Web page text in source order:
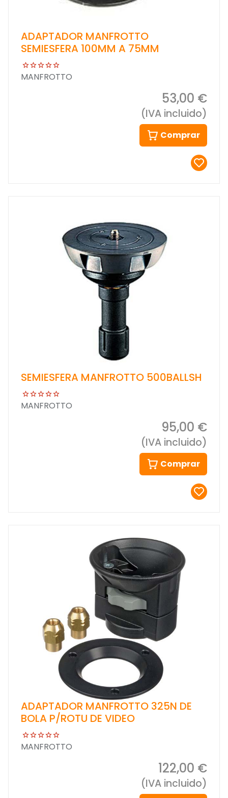
ADAPTADOR MANFROTTO
SEMIESFERA 100MM A 75MM
MANFROTTO
53,00 €
(IVA incluido)
Comprar
SEMIESFERA MANFROTTO 500BALLSH
MANFROTTO
95,00 €
(IVA incluido)
Comprar
ADAPTADOR MANFROTTO 325N DE
BOLA P/ROTU DE VIDEO
MANFROTTO
122,00 €
(IVA incluido)